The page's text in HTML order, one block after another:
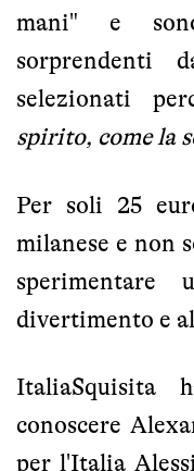
mani" e
sorprendenti
selezionati
spirito, come la
Per soli 25
milanese e non
divertimento e
conoscere
per l'Italia